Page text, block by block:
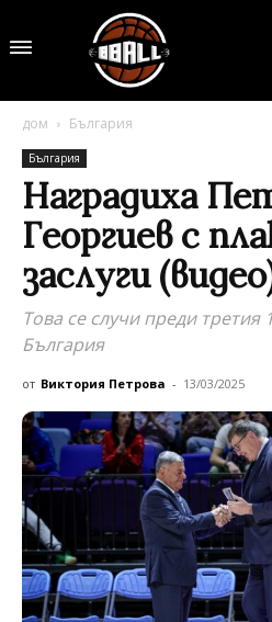
дом България
България
Наградиха
Георгиев с
заслуги
Това се случи преди третия
България
от Виктория Петрова - 13/03/2025